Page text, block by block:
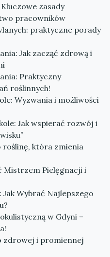
zasady
pracowników
praktyczne porady
Jak zacząć zdrową i
Praktyczny
roślinnych!
Wyzwania i możliwości
Jak wspierać rozwój i
roślinę, która zmienia
Mistrzem Pielęgnacji i
Wybrać Najlepszego
w Gdyni –
zdrowej i promiennej